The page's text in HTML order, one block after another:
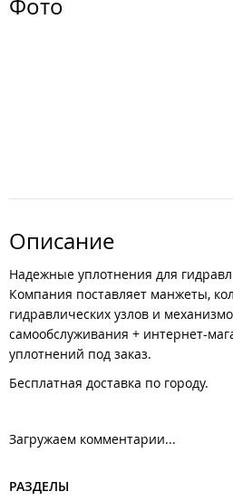
Фото
Описание
Надежные уплотнения для
Компания поставляет манжеты,
гидравлических узлов и
самообслуживания + интернет-
уплотнений под заказ.
Бесплатная доставка по городу.
Загружаем комментарии...
РАЗДЕЛЫ